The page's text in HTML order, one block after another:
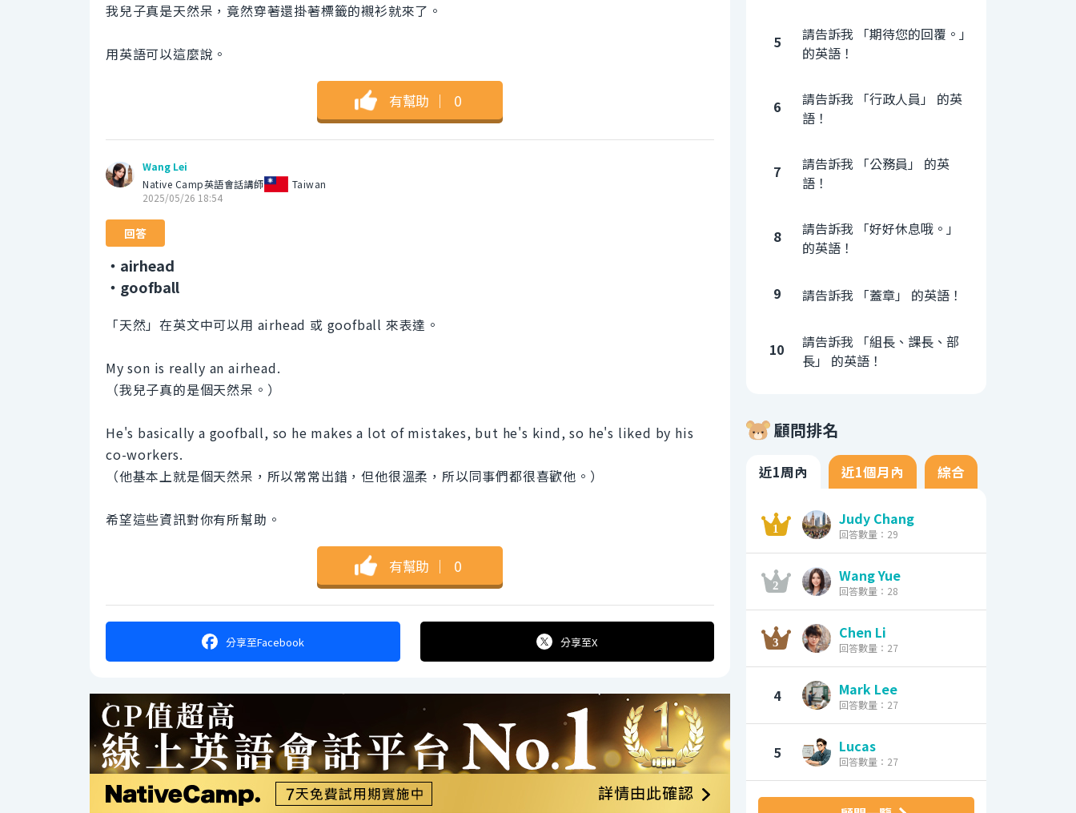
我兒子真是天然呆，竟然穿著還掛著標籤的襯衫就來了。
用英語可以這麼說。
有幫助 ｜ 0
Wang Lei
Native Camp英語會話講師
Taiwan
2025/05/26 18:54
回答
・airhead
・goofball
「天然」在英文中可以用 airhead 或 goofball 來表達。
My son is really an airhead.
（我兒子真的是個天然呆。）
He's basically a goofball, so he makes a lot of mistakes, but he's kind, so he's liked by his
co-workers.
（他基本上就是個天然呆，所以常常出錯，但他很溫柔，所以同事們都很喜歡他。）
希望這些資訊對你有所幫助。
有幫助 ｜ 0
分享至Facebook 分享至X
5
請告訴我 「期待您的回覆。」
的英語！
6
請告訴我 「行政人員」 的英
語！
7
請告訴我 「公務員」 的英
語！
8
請告訴我 「好好休息哦。」
的英語！
9 請告訴我 「蓋章」 的英語！
10
請告訴我 「組長、課長、部
長」 的英語！
顧問排名
近1周內 近1個月內 綜合
Judy Chang
回答數量：29
Wang Yue
回答數量：28
Chen Li
回答數量：27
4 Mark Lee
回答數量：27
5 Lucas
回答數量：27